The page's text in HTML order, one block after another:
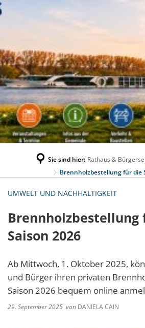
Sie sind hier: Rathaus &
Brennholzbestellung für die
UMWELT UND NACHHALTIGKEIT
Brennholzbestellung
Saison 2026
Ab Mittwoch, 1. Oktober 2025,
und Bürger ihren privaten
Saison 2026 bequem online
29. September 2025 von DANIELA CAIN